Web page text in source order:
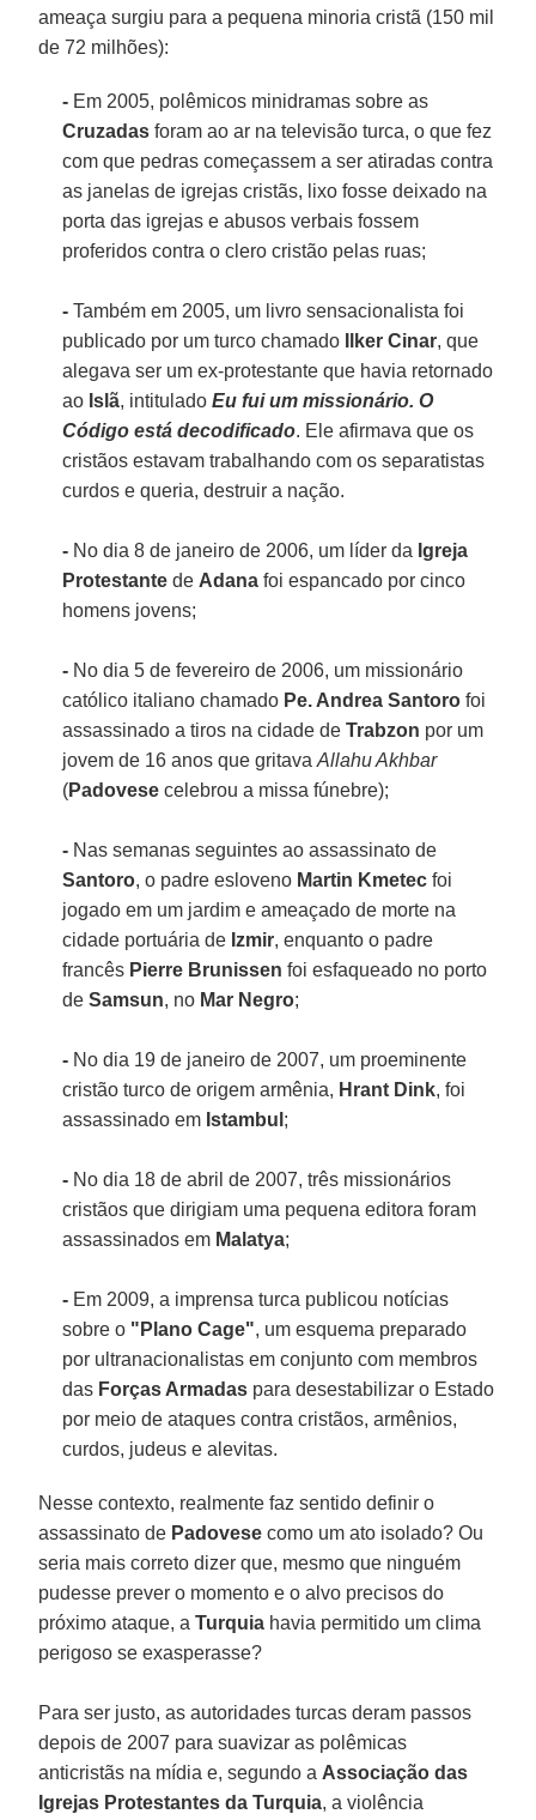
ameaça surgiu para a pequena minoria cristã (150 mil
de 72 milhões):
- Em 2005, polêmicos minidramas sobre as
Cruzadasforam ao ar na televisão turca, o que fez
com que pedras começassem a ser atiradas contra
as janelas de igrejas cristãs, lixo fosse deixado na
porta das igrejas e abusos verbais fossem
proferidos contra o clero cristão pelas ruas;
-Também em 2005, um livro sensacionalista foi
publicado por um turco chamado
Ilker Cinar, que
alegava ser um ex-protestante que havia retornado
ao Islã, intituladoEu fui um missionário. O
Código está decodificado. Ele afirmava que os
cristãos estavam trabalhando com os separatistas
curdos e queria, destruir a nação.
- No dia 8 de janeiro de 2006, um líder da Igreja
Protestantede Adanafoi espancado por cinco
homens jovens;
- No dia 5 de fevereiro de 2006, um missionário
católico italiano chamado Pe. Andrea Santorofoi
assassinado a tiros na cidade deTrabzon por um
jovem de 16 anos que gritavaAllahu Akhbar
(Padovesecelebrou a missa fúnebre);
- Nas semanas seguintes ao assassinato de
Santoro, o padre esloveno Martin Kmetecfoi
jogado em um jardim e ameaçado de morte na
cidade portuária de Izmir, enquanto o padre
francês Pierre Brunissenfoi esfaqueado no porto
deSamsun, no Mar Negro;
- No dia 19 de janeiro de 2007, um proeminente
cristão turco de origem armênia, Hrant Dink, foi
assassinado em Istambul ;
- No dia 18 de abril de 2007, três missionários
cristãos que dirigiam uma pequena editora foram
assassinados em Malatya;
- Em 2009, a imprensa turca publicou notícias
sobre o "Plano Cage", um esquema preparado
por ultranacionalistas em conjunto com membros
das Forças Armadas para desestabilizar o Estado
por meio de ataques contra cristãos, armênios,
curdos, judeus e alevitas.
Nesse contexto, realmente faz sentido definir o
assassinato de Padovesecomo um ato isolado? Ou
seria mais correto dizer que, mesmo que ninguém
pudesse prever o momento e o alvo precisos do
próximo ataque, aTurquia havia permitido um clima
perigoso se exasperasse?
Para ser justo, as autoridades turcas deram passos
depois de 2007 para suavizar as polêmicas
anticristãs na mídia e, segundo a Associação das
Igrejas Protestantes da Turquia, a violência